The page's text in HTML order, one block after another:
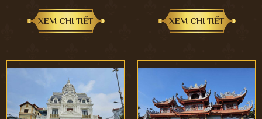
XEM CHI TIẾT XEM CHI TIẾT